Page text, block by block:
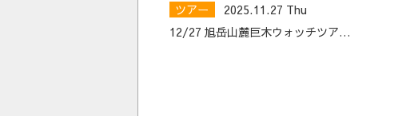
ツアー
2025.11.27 Thu
12/27 旭岳山麓巨木ウォッチツア…